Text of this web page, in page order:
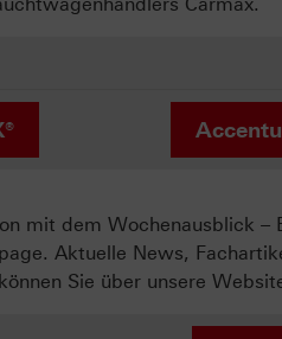
mit dem Wochenausblick
Aktuelle News,
Sie über unsere